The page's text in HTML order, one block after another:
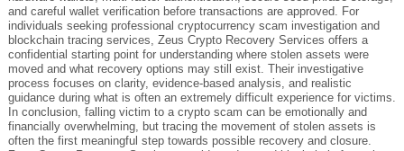
and careful wallet verification before transactions are approved. For
individuals seeking professional cryptocurrency scam investigation and
blockchain tracing services, Zeus Crypto Recovery Services offers a
confidential starting point for understanding where stolen assets were
moved and what recovery options may still exist. Their investigative
process focuses on clarity, evidence-based analysis, and realistic
guidance during what is often an extremely difficult experience for victims.
In conclusion, falling victim to a crypto scam can be emotionally and
financially overwhelming, but tracing the movement of stolen assets is
often the first meaningful step towards possible recovery and closure.